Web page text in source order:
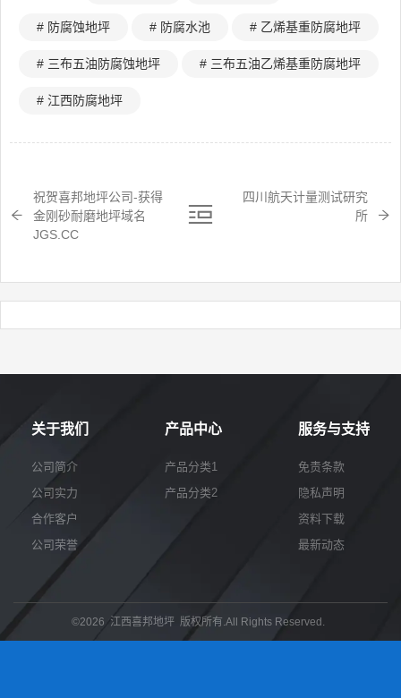
# 防腐蚀地坪 # 防腐水池 # 乙烯基重防腐地坪
# 三布五油防腐蚀地坪 # 三布五油乙烯基重防腐地坪
# 江西防腐地坪
祝贺喜邦地坪公司-获得
金刚砂耐磨地坪域名
JGS.CC
四川航天计量测试研究
所
关于我们
公司简介
公司实力
合作客户
公司荣誉
产品中心
产品分类1
产品分类2
服务与支持
免责条款
隐私声明
资料下载
最新动态
©2026 江西喜邦地坪 版权所有.All Rights Reserved.